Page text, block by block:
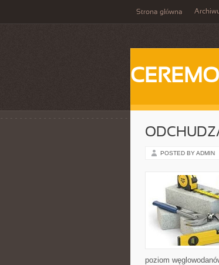
Strona główna
POSTED BY ADMIN
poziom